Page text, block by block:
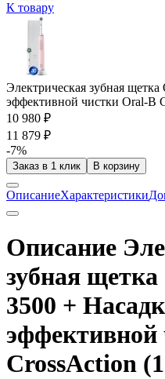
К товару
Электрическая зубная
эффективной чистки Oral-B
10 980 ₽
11 879 ₽
-7%
Заказ в 1 клик В корзину
ОписаниеХарактеристики
Описание
зубная
3500 +
CrossAction